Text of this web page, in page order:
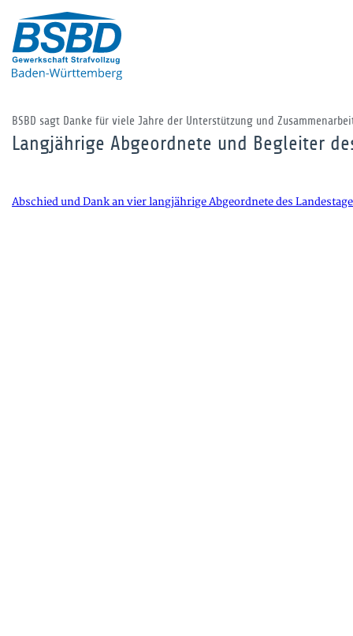
BSBD sagt Danke für viele Jahre der Unterstützung und
Langjährige Abgeordnete und Begleiter
Abschied und Dank an vier langjährige Abgeordnete des